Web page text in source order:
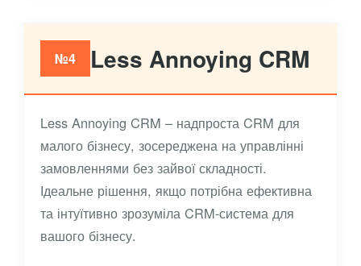
№4 Less Annoying CRM
Less Annoying CRM – надпроста CRM для
малого бізнесу, зосереджена на управлінні
замовленнями без зайвої складності.
Ідеальне рішення, якщо потрібна ефективна
та інтуїтивно зрозуміла CRM-система для
вашого бізнесу.